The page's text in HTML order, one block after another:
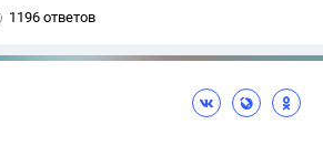
1196 ответов